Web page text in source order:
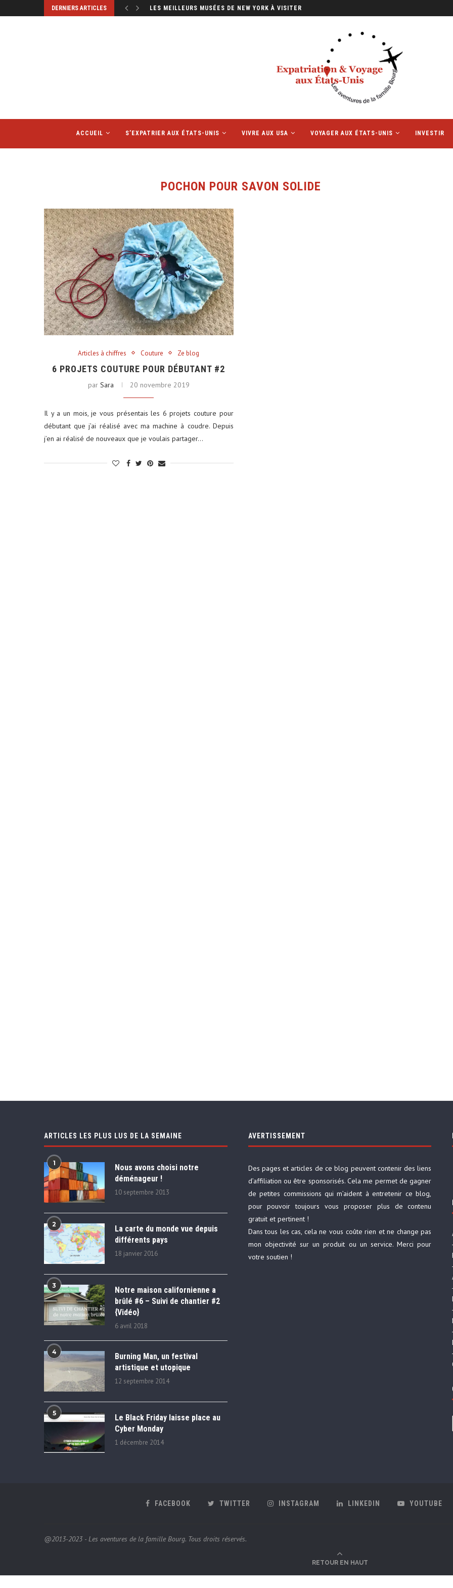
DERNIERS ARTICLES LES MEILLEURS MUSÉES DE NEW YORK À VISITER
ACCUEIL S’EXPATRIER AUX ÉTATS-UNIS VIVRE AUX USA VOYAGER AUX ÉTATS-UNIS INVESTIR
POCHON POUR SAVON SOLIDE
Articles à chiffres Couture Ze blog
6 PROJETS COUTURE POUR DÉBUTANT #2
par Sara 20 novembre 2019
Il y a un mois, je vous présentais les 6 projets couture pour
débutant que j’ai réalisé avec ma machine à coudre. Depuis
j’en ai réalisé de nouveaux que je voulais partager…
ARTICLES LES PLUS LUS DE LA SEMAINE
1
Nous avons choisi notre
déménageur !
10 septembre 2013
2
La carte du monde vue depuis
différents pays
18 janvier 2016
3
Notre maison californienne a
brûlé #6 – Suivi de chantier #2
{Vidéo}
6 avril 2018
4
Burning Man, un festival
artistique et utopique
12 septembre 2014
5
Le Black Friday laisse place au
Cyber Monday
1 décembre 2014
AVERTISSEMENT
Des pages et articles de ce blog peuvent contenir des liens
d’affiliation ou être sponsorisés. Cela me permet de gagner
de petites commissions qui m’aident à entretenir ce blog,
pour pouvoir toujours vous proposer plus de contenu
gratuit et pertinent !
Dans tous les cas, cela ne vous coûte rien et ne change pas
mon objectivité sur un produit ou un service. Merci pour
votre soutien !
FACEBOOK TWITTER INSTAGRAM LINKEDIN YOUTUBE
@2013-2023 - Les aventures de la famille Bourg. Tous droits réservés.
RETOUR EN HAUT